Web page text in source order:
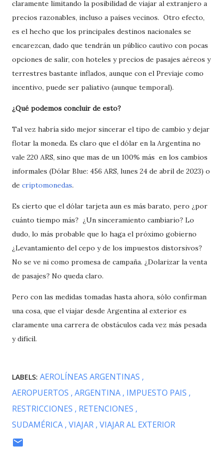
claramente limitando la posibilidad de viajar al extranjero a
precios razonables, incluso a países vecinos. Otro efecto,
es el hecho que los principales destinos nacionales se
encarezcan, dado que tendrán un público cautivo con pocas
opciones de salir, con hoteles y precios de pasajes aéreos y
terrestres bastante inflados, aunque con el Previaje como
incentivo, puede ser paliativo (aunque temporal).
¿Qué podemos concluir de esto?
Tal vez habría sido mejor sincerar el tipo de cambio y dejar
flotar la moneda. Es claro que el dólar en la Argentina no
vale 220 ARS, sino que mas de un 100% más en los cambios
informales (Dólar Blue: 456 ARS, lunes 24 de abril de 2023) o
de criptomonedas.
Es cierto que el dólar tarjeta aun es más barato, pero ¿por
cuánto tiempo más? ¿Un sinceramiento cambiario? Lo
dudo, lo más probable que lo haga el próximo gobierno
¿Levantamiento del cepo y de los impuestos distorsivos?
No se ve ni como promesa de campaña. ¿Dolarizar la venta
de pasajes? No queda claro.
Pero con las medidas tomadas hasta ahora, sólo confirman
una cosa, que el viajar desde Argentina al exterior es
claramente una carrera de obstáculos cada vez más pesada
y difícil.
LABELS: AEROLÍNEAS ARGENTINAS
AEROPUERTOS ARGENTINA IMPUESTO PAIS
RESTRICCIONES
RETENCIONES
SUDAMÉRICA VIAJAR VIAJAR AL EXTERIOR